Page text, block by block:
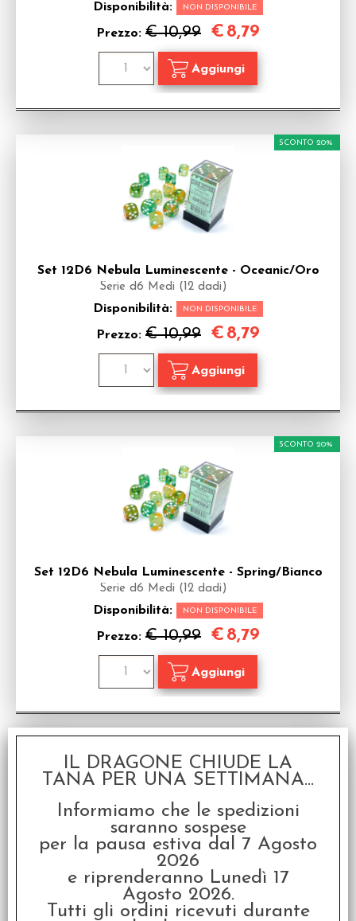
Disponibilità: NON DISPONIBILE
Prezzo: € 10,99 € 8,79
Set 12D6 Nebula Luminescente - Oceanic/Oro
Serie d6 Medi (12 dadi)
Disponibilità: NON DISPONIBILE
Prezzo: € 10,99
SCONTO 20%
€ 8,79
Set 12D6 Nebula Luminescente - Spring/Bianco
Serie d6 Medi (12 dadi)
Disponibilità: NON DISPONIBILE
Prezzo: € 10,99
SCONTO 20%
€ 8,79
Set 12D6 Nebula Luminescente - Rosso/Argento
Serie d6 Medi (12 dadi)
Disponibilità: NON DISPONIBILE
IL DRAGONE CHIUDE LA
TANA PER UNA SETTIMANA...
Informiamo che le spedizioni
saranno sospese
per la pausa estiva dal 7 Agosto
2026
e riprenderanno Lunedì 17
Agosto 2026.
Tutti gli ordini ricevuti durante